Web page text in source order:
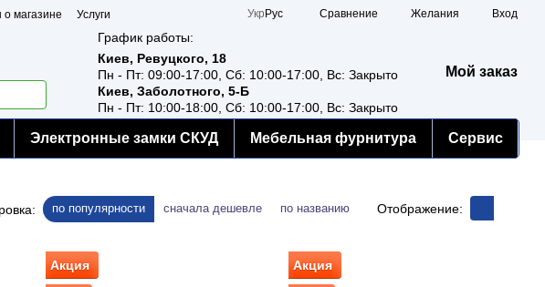
магазине
Услуги
Укр Рус Сравнение Желания Вход
График работы:
Киев, Ревуцкого, 18
Пн - Пт: 09:00-17:00, Сб: 10:00-17:00, Вс: Закрыто
Киев, Заболотного, 5-Б
Пн - Пт: 10:00-18:00, Сб: 10:00-17:00, Вс: Закрыто
Мой заказ
Электронные замки СКУД Мебельная фурнитура Сервис
по популярности сначала дешевле по названию Отображение:
Акция Акция